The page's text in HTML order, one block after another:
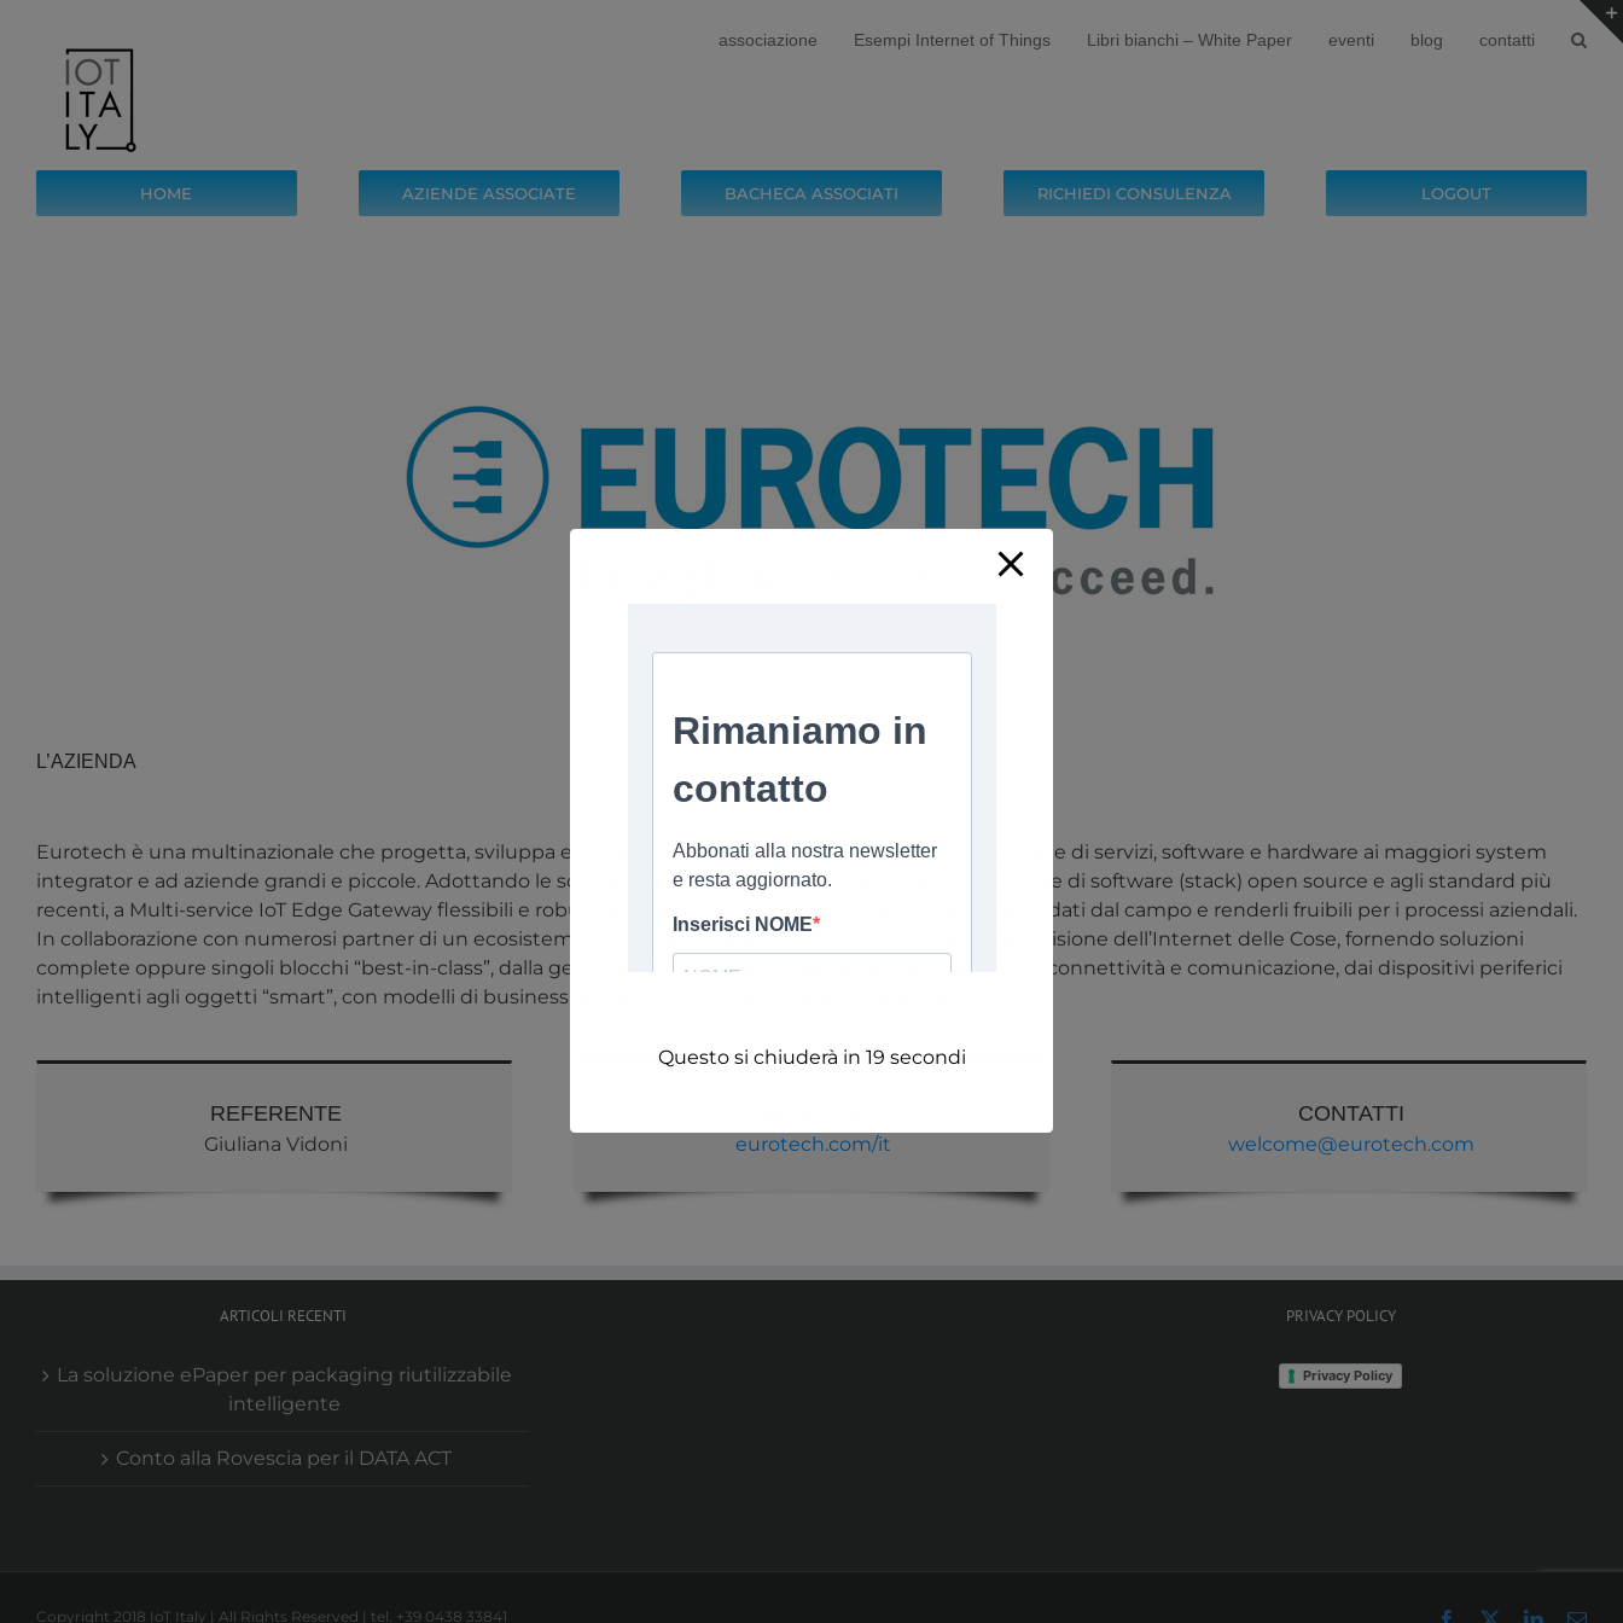
contenuto
associazione Esempi Internet of Things Libri bianchi – White Paper eventi blog contatti
HOME AZIENDE ASSOCIATE BACHECA ASSOCIATI RICHIEDI CONSULENZA LOGOUT
L’AZIENDA
Eurotech è una multinazionale che progetta, sviluppa e fornisce soluzioni per l’Internet of Things complete di servizi, software e hardware ai maggiori system
integrator e ad aziende grandi e piccole. Adottando le soluzioni di Eurotech, i clienti hanno accesso alle pile di software (stack) open source e agli standard più
recenti, a Multi-service IoT Edge Gateway flessibili e robusti e a sensori sofisticati, allo scopo di raccogliere dati dal campo e renderli fruibili per i processi aziendali.
In collaborazione con numerosi partner di un ecosistema mondiale, Eurotech contribuisce a realizzare la visione dell’Internet delle Cose, fornendo soluzioni
complete oppure singoli blocchi “best-in-class”, dalla gestione dei dispositivi e dei dati alla piattaforma di connettività e comunicazione, dai dispositivi periferici
intelligenti agli oggetti “smart”, con modelli di business idonei al mondo dell’impresa moderna.
REFERENTE
Giuliana Vidoni eurotech.com/it
CONTATTI
welcome@eurotech.com
ARTICOLI RECENTI
La soluzione ePaper per packaging riutilizzabile
intelligente
Conto alla Rovescia per il DATA ACT
PRIVACY POLICY
Privacy Policy
Copyright 2018 IoT Italy | All Rights Reserved | tel. +39 0438 33841 Facebook LinkedIn
Questo si chiuderà in 18 secondi